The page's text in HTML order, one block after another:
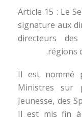
Article 15 : Le
signature aux
directeurs
régions
Il est nommé
Ministres sur
Jeunesse, des
Il est mis fin à